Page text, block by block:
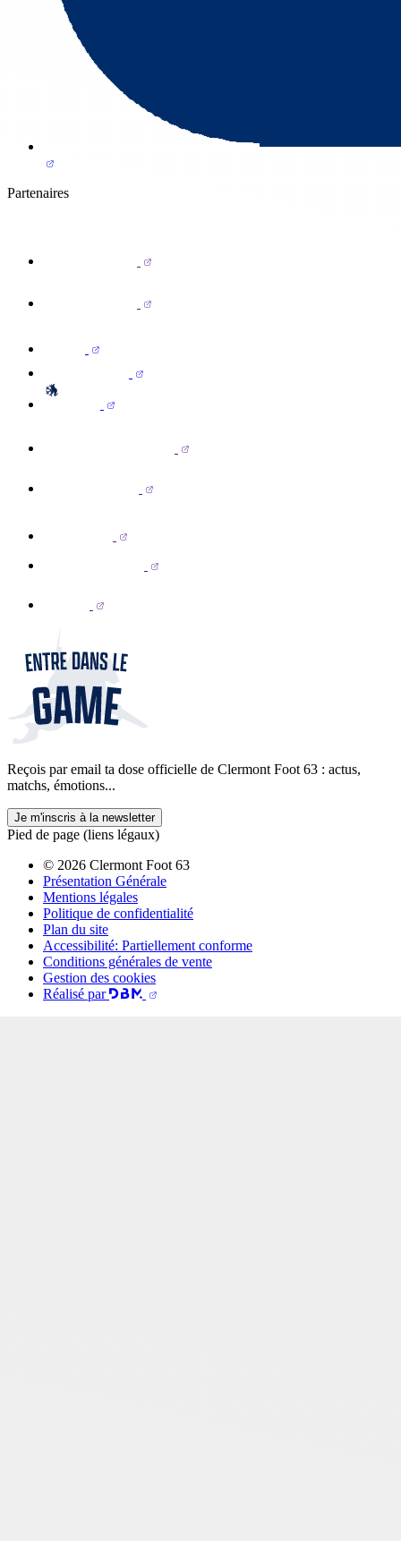
Partenaires
Reçois par email ta dose officielle de Clermont Foot 63 : actus,
matchs, émotions...
Je m'inscris à la newsletter
Pied de page (liens légaux)
© 2026 Clermont Foot 63
Présentation Générale
Mentions légales
Politique de confidentialité
Plan du site
Accessibilité: Partiellement conforme
Conditions générales de vente
Gestion des cookies
Réalisé par